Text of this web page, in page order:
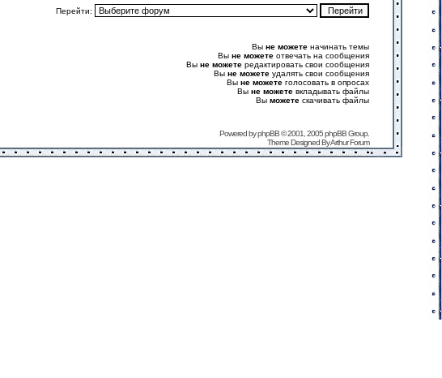
Перейти:
Вы не можете начинать темы
Вы не можете отвечать на сообщения
Вы не можете редактировать свои сообщения
Вы не можете удалять свои сообщения
Вы не можете голосовать в опросах
Вы не можете вкладывать файлы
Вы можете скачивать файлы
Powered byphpBB© 2001, 2005 phpBB Group.
Theme Designed ByArthur Forum